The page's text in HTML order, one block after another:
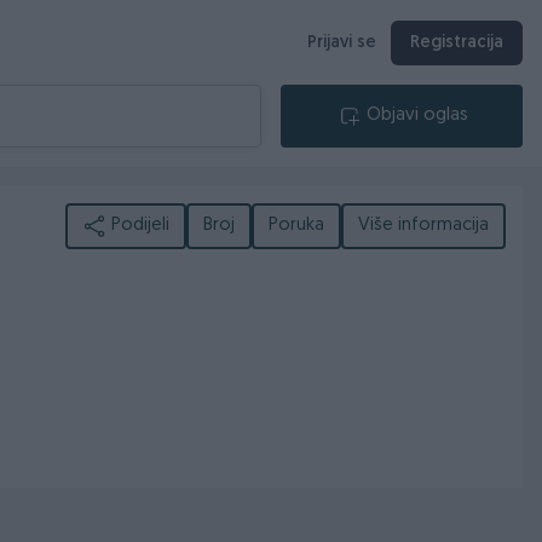
Prijavi se Registracija
Objavi oglas
Podijeli Broj Poruka Više informacija